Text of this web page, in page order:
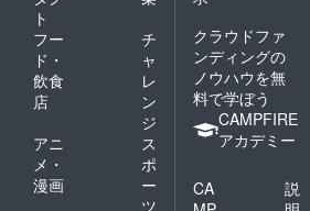
ト
フー
ド・
飲食
店
チ
ャ
レ
ン
ジ
アニ
メ・
漫画
ス
ポ
ー
ツ
クラウドファ
ンディングの
ノウハウを無
料で学ぼう
CAMPFIRE
アカデミー
CA
説